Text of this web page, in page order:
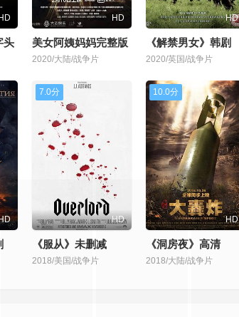
HD
头
HD
美女阿姨妈妈完整版
2020/大陆/战争片
HD
《解禁男女》韩剧
2020/英国/战争片
7.0分
HD
《服从》未删减
2018/美国/战争片
10.0分
HD
《洞房夜》高清
2018/大陆/战争片